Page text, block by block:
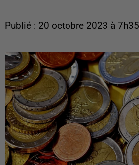
Publié : 20 octobre 2023 à 7h35